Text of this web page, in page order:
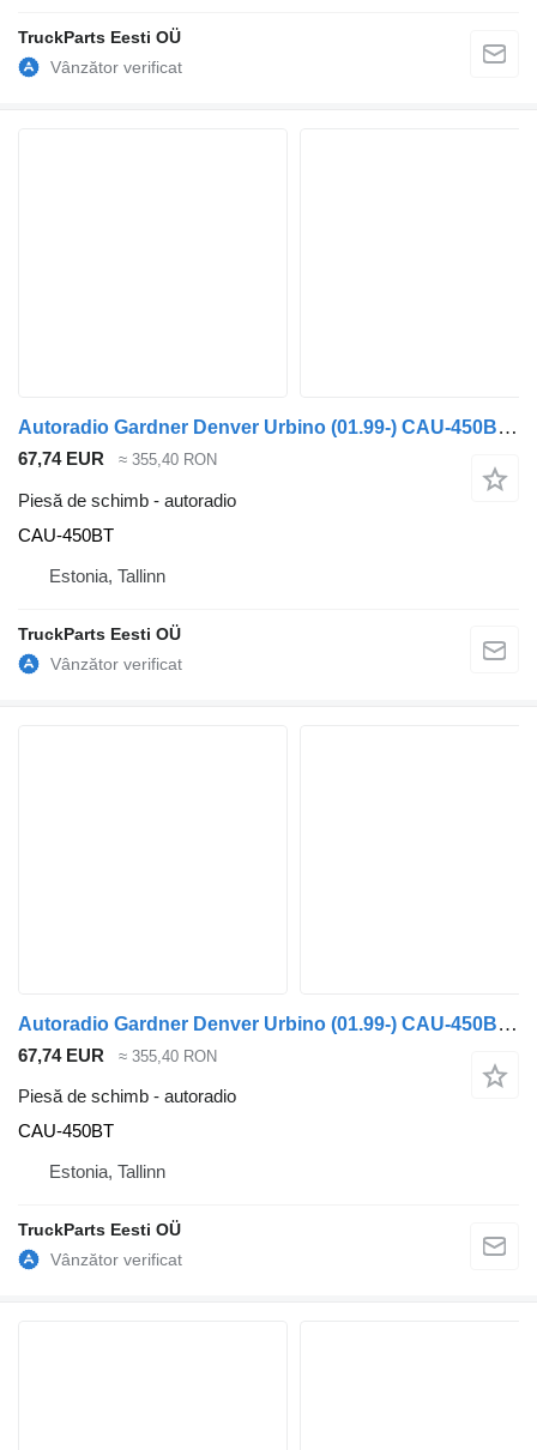
TruckParts Eesti OÜ
Autoradio Gardner Denver Urbino (01.99-) CAU-450BT pentru autobuz Solaris Urbino, Alpino, Vacanza (1999-)
67,74 EUR ≈ 355,40 RON
Piesă de schimb - autoradio
CAU-450BT
Estonia, Tallinn
TruckParts Eesti OÜ
Autoradio Gardner Denver Urbino (01.99-) CAU-450BT pentru autobuz Solaris Urbino, Alpino, Vacanza (1999-)
67,74 EUR ≈ 355,40 RON
Piesă de schimb - autoradio
CAU-450BT
Estonia, Tallinn
TruckParts Eesti OÜ